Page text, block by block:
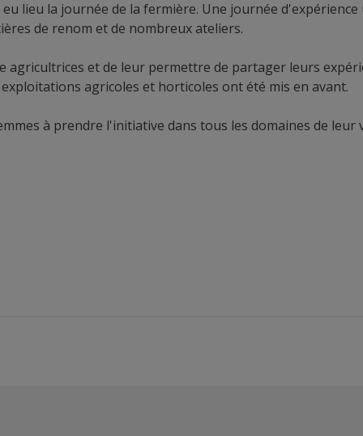
lieu la journée de la fermière. Une journée
de renom et de nombreux ateliers.
et de leur permettre de partager leurs
agricoles et horticoles ont été mis en avant.
à prendre l'initiative dans tous les domaines de leur